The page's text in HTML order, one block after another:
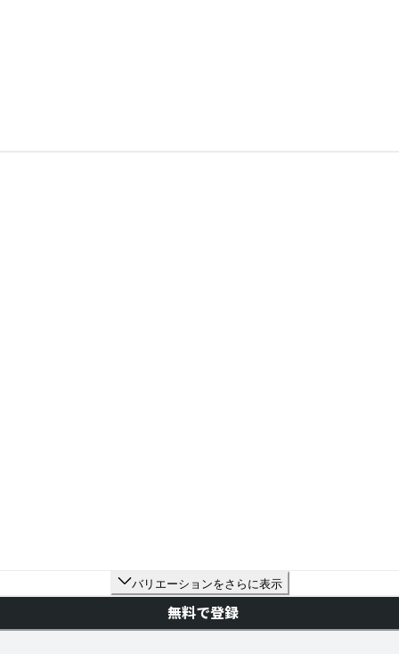
バリエーションをさらに表示
無料で登録